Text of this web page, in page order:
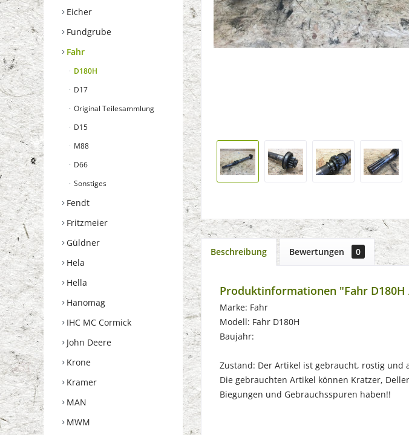
Eicher
Fundgrube
Fahr
D180H
D17
Original Teilesammlung
D15
M88
D66
Sonstiges
Fendt
Fritzmeier
Güldner
Hela
Hella
Hanomag
IHC MC Cormick
John Deere
Krone
Kramer
MAN
MWM
Beschreibung Bewertungen 0
Produktinformationen "Fahr
Marke: Fahr
Modell: Fahr D180H
Baujahr:
Zustand: Der Artikel ist gebraucht, rostig und
Die gebrauchten Artikel können Kratzer,
Biegungen und Gebrauchsspuren haben!!